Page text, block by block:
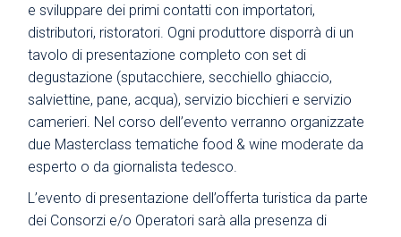
e sviluppare dei primi contatti con importatori,
distributori, ristoratori. Ogni produttore disporrà di un
tavolo di presentazione completo con set di
degustazione (sputacchiere, secchiello ghiaccio,
salviettine, pane, acqua), servizio bicchieri e servizio
camerieri. Nel corso dell’evento verranno organizzate
due Masterclass tematiche food & wine moderate da
esperto o da giornalista tedesco.
L’evento di presentazione dell’offerta turistica da parte
dei Consorzi e/o Operatori sarà alla presenza di